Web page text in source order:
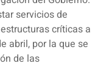
servicios de
críticas a
abril, por la que se
de las